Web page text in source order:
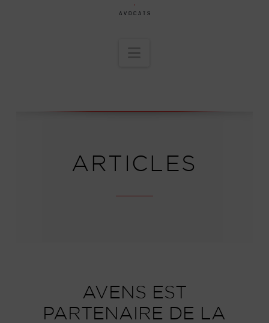
ARTICLES
AVENS EST
PARTENAIRE DE LA